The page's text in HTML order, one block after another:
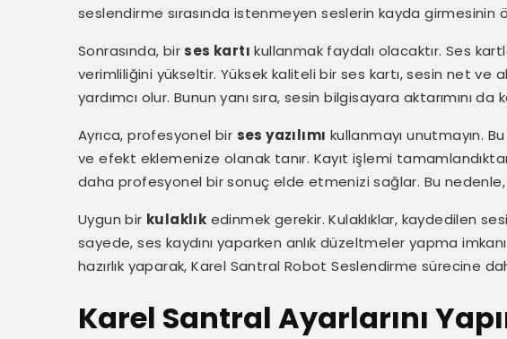
seslendirme sırasında istenmeyen seslerin kayda girmesinin
Sonrasında, bir ses kartı kullanmak faydalı olacaktır. Ses
verimliliğini yükseltir. Yüksek kaliteli bir ses kartı, sesin net ve
yardımcı olur. Bunun yanı sıra, sesin bilgisayara aktarımını da
Ayrıca, profesyonel bir ses yazılımı kullanmayı unutmayın.
ve efekt eklemenize olanak tanır. Kayıt işlemi
daha profesyonel bir sonuç elde etmenizi sağlar. Bu nedenle,
Uygun bir kulaklık edinmek gerekir. Kulaklıklar, kaydedilen
sayede, ses kaydını yaparken anlık düzeltmeler yapma
hazırlık yaparak, Karel Santral Robot Seslendirme sürecine
Karel Santral Ayarlarını